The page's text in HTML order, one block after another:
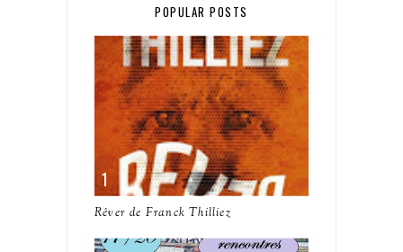
POPULAR POSTS
Rêver de Franck Thilliez